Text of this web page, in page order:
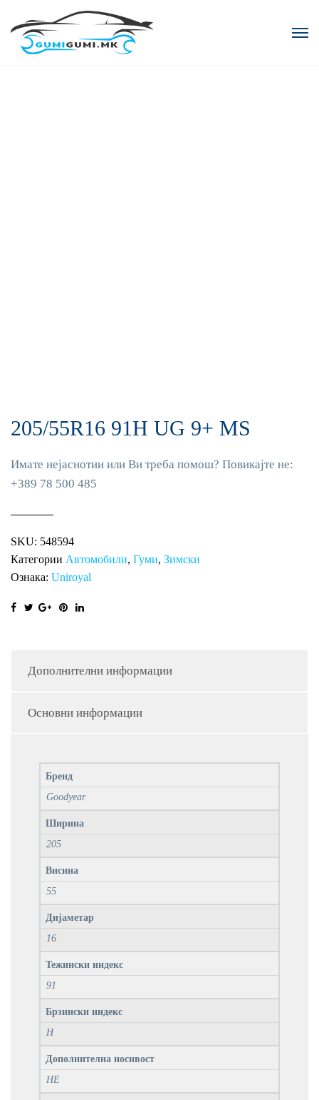
205/55R16 91H UG 9+ MS
Имате нејаснотии или Ви треба помош? Повикајте не:
+389 78 500 485
SKU: 548594
Категории Автомобили, Гуми, Зимски
Ознака: Uniroyal
Дополнителни информации
Основни информации
Бренд
Goodyear
Ширина
205
Висина
55
Дијаметар
16
Тежински индекс
91
Брзински индекс
H
Дополнителна носивост
НЕ